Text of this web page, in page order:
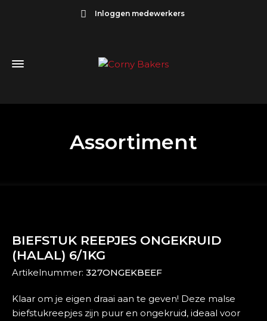
Inloggen medewerkers
Assortiment
BIEFSTUK REEPJES ONGEKRUID
(HALAL) 6/1KG
Artikelnummer: 327ONGEKBEEF
Klaar om je eigen draai aan te geven! Deze malse
biefstukreepjes zijn puur en ongekruid, ideaal voor